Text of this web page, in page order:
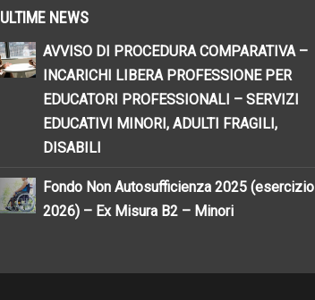
ULTIME NEWS
AVVISO DI PROCEDURA COMPARATIVA –
INCARICHI LIBERA PROFESSIONE PER
EDUCATORI PROFESSIONALI – SERVIZI
EDUCATIVI MINORI, ADULTI FRAGILI,
DISABILI
Fondo Non Autosufficienza 2025 (esercizio
2026) – Ex Misura B2 – Minori